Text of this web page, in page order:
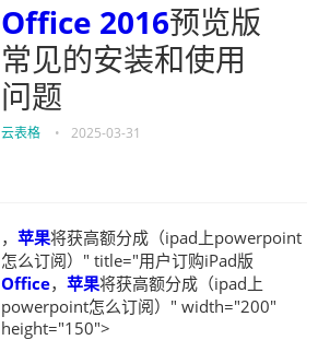
Office 2016预览版
常见的安装和使用
问题
云表格 • 2025-03-31
， 苹果将获高额分成（ipad上powerpoint
怎么订阅）" title="用户订购iPad版
Office， 苹果将获高额分成（ipad上
powerpoint怎么订阅）" width="200"
height="150">